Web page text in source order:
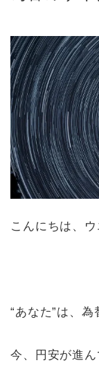
こんにちは、
“あなた”は、
今、円安が進ん